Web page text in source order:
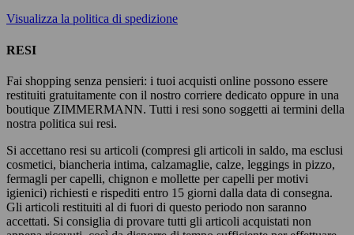
Visualizza la politica di spedizione
RESI
Fai shopping senza pensieri: i tuoi acquisti online possono essere
restituiti gratuitamente con il nostro corriere dedicato oppure in una
boutique ZIMMERMANN. Tutti i resi sono soggetti ai termini della
nostra politica sui resi.
Si accettano resi su articoli (compresi gli articoli in saldo, ma esclusi
cosmetici, biancheria intima, calzamaglie, calze, leggings in pizzo,
fermagli per capelli, chignon e mollette per capelli per motivi
igienici) richiesti e rispediti entro 15 giorni dalla data di consegna.
Gli articoli restituiti al di fuori di questo periodo non saranno
accettati. Si consiglia di provare tutti gli articoli acquistati non